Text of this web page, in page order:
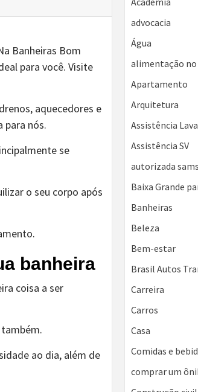
Banheiras Bom
para você. Visite
aquecedores e
para nós.
se
o seu corpo após
banheira
coisa a ser
ao dia, além de
advocacia
Água
alimentação no
Apartamento
Arquitetura
Assistência
Assistência SV
autorizada
Baixa Grande
Banheiras
Beleza
Bem-estar
Brasil Autos
Carreira
Carros
Casa
Comidas e
comprar um